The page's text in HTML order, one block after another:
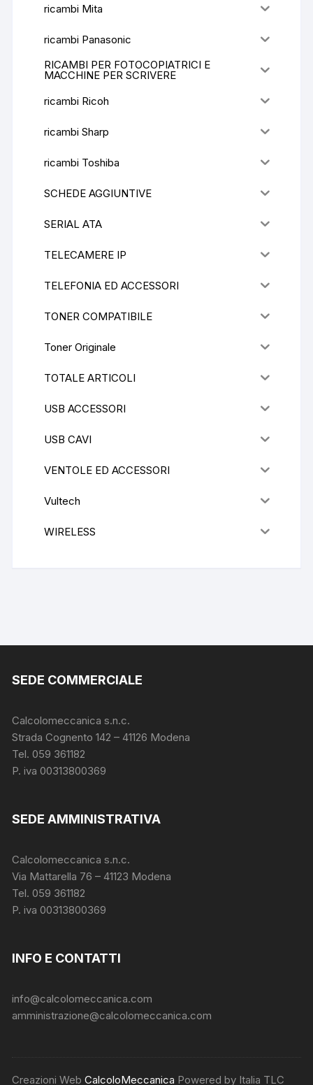
ricambi Mita
ricambi Panasonic
RICAMBI PER FOTOCOPIATRICI E
MACCHINE PER SCRIVERE
ricambi Ricoh
ricambi Sharp
ricambi Toshiba
SCHEDE AGGIUNTIVE
SERIAL ATA
TELECAMERE IP
TELEFONIA ED ACCESSORI
TONER COMPATIBILE
Toner Originale
TOTALE ARTICOLI
USB ACCESSORI
USB CAVI
VENTOLE ED ACCESSORI
Vultech
WIRELESS
SEDE COMMERCIALE
Calcolomeccanica s.n.c.
Strada Cognento 142 – 41126 Modena
Tel. 059 361182
P. iva 00313800369
SEDE AMMINISTRATIVA
Calcolomeccanica s.n.c.
Via Mattarella 76 – 41123 Modena
Tel. 059 361182
P. iva 00313800369
INFO E CONTATTI
info@calcolomeccanica.com
amministrazione@calcolomeccanica.com
Creazioni WebCalcoloMeccanica Powered by Italia TLC